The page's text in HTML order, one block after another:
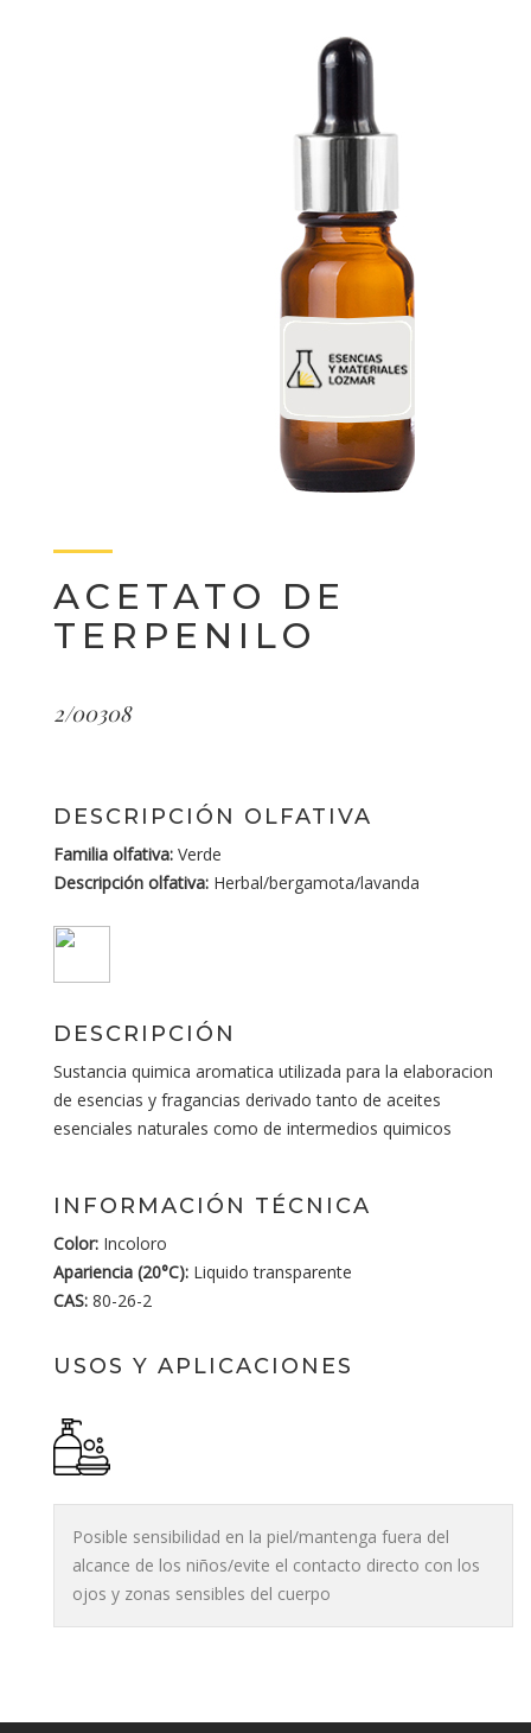
ACETATO DE
TERPENILO
2/00308
DESCRIPCIÓN OLFATIVA
Familia olfativa: Verde
Descripción olfativa: Herbal/bergamota/lavanda
DESCRIPCIÓN
Sustancia quimica aromatica utilizada para la elaboracion
de esencias y fragancias derivado tanto de aceites
esenciales naturales como de intermedios quimicos
INFORMACIÓN TÉCNICA
Color: Incoloro
Apariencia (20°C): Liquido transparente
CAS: 80-26-2
USOS Y APLICACIONES
Posible sensibilidad en la piel/mantenga fuera del
alcance de los niños/evite el contacto directo con los
ojos y zonas sensibles del cuerpo